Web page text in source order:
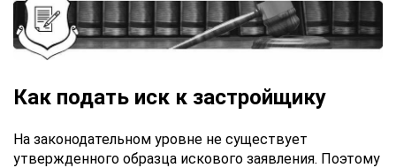
Как подать иск к застройщику
На законодательном уровне не существует
утвержденного образца искового заявления. Поэтому